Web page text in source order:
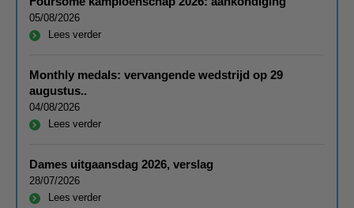
05/08/2026
Lees verder
Monthly medals: vervangende wedstrijd op 29
augustus..
04/08/2026
Lees verder
Dames uitgaansdag 2026, verslag
28/07/2026
Lees verder